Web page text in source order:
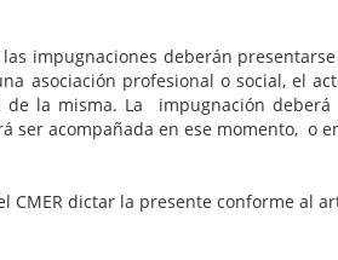
deberán presentarse por
asociación profesional o social, el
de la misma. La impugnación
ser acompañada en ese momento, o
la presente conforme al artículo